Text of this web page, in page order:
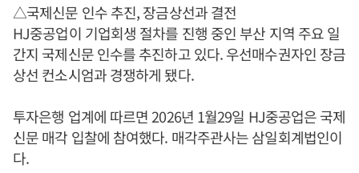
△국제신문 인수 추진, 장금상선과 결전
HJ중공업이 기업회생 절차를 진행 중인 부산 지역 주요 일
간지 국제신문 인수를 추진하고 있다. 우선매수권자인 장금
상선 컨소시엄과 경쟁하게 됐다.
투자은행 업계에 따르면 2026년 1월29일 HJ중공업은 국제
신문 매각 입찰에 참여했다. 매각주관사는 삼일회계법인이
다.